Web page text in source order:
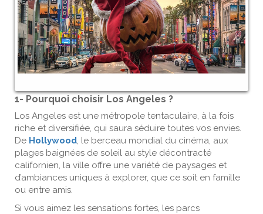
1- Pourquoi choisir Los Angeles ?
Los Angeles est une métropole tentaculaire, à la fois
riche et diversifiée, qui saura séduire toutes vos envies.
De Hollywood , le berceau mondial du cinéma, aux
plages baignées de soleil au style décontracté
californien, la ville offre une variété de paysages et
d’ambiances uniques à explorer, que ce soit en famille
ou entre amis.
Si vous aimez les sensations fortes, les parcs